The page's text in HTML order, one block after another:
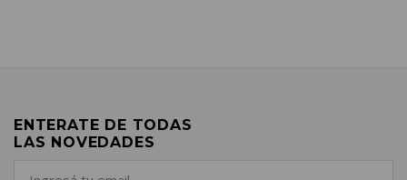
ENTERATE DE TODAS
LAS NOVEDADES